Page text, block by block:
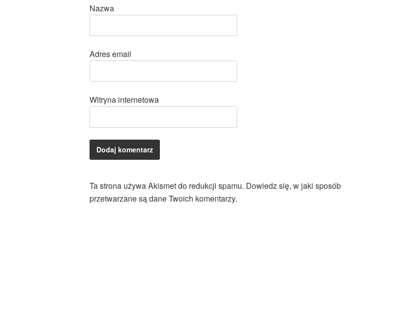
Nazwa
Adres email
Witryna internetowa
Ta strona używa Akismet do redukcji spamu. Dowiedz się, w jaki sposób
przetwarzane są dane Twoich komentarzy.